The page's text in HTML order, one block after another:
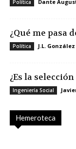
Política Dante
¿Qué me pasa
Política J.L.
¿Es la
Ingeniería Social
Hemeroteca